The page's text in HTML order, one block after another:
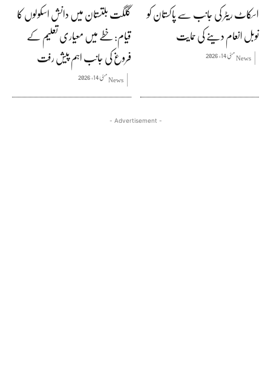
اسکاٹ ریٹر کی جانب سے پاکستان کو
نوبل انعام دینے کی حمایت
Newsمئی 14, 2026
گلگت بلتستان میں دانش اسکولوں کا
قیام: خطے میں معیاری تعلیم کے
فروغ کی جانب اہم پیش رفت
Newsمئی 14, 2026
- Advertisement -